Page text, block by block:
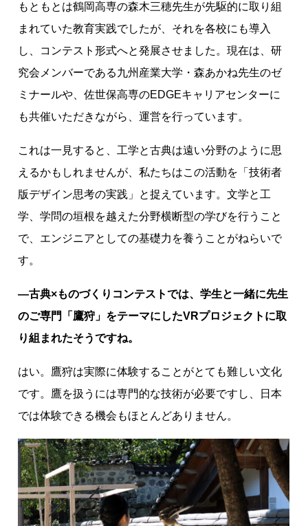
もともとは鶴岡高専の森木三穂先生が先駆的に取り組
まれていた教育実践でしたが、それを各校にも導入
し、コンテスト形式へと発展させました。現在は、研
究会メンバーである九州産業大学・森あかね先生のゼ
ミナールや、佐世保高専のEDGEキャリアセンターに
も共催いただきながら、運営を行っています。
これは一見すると、工学と古典は遠い分野のように思
えるかもしれませんが、私たちはこの活動を「技術者
版デザイン思考の実践」と捉えています。文学と工
学、学問の垣根を越えた分野横断型の学びを行うこと
で、エンジニアとしての基礎力を養うことがねらいで
す。
―古典×ものづくりコンテストでは、学生と一緒に先生
のご専門「鷹狩」をテーマにしたVRプロジェクトに取
り組まれたそうですね。
はい。鷹狩は実際に体験することがとても難しい文化
です。鷹を扱うには専門的な技術が必要ですし、日本
では体験できる機会もほとんどありません。